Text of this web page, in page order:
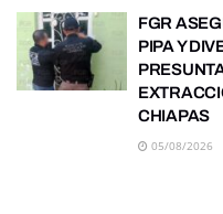
FGR
PIPA Y
CHIAPAS
05/08/2026